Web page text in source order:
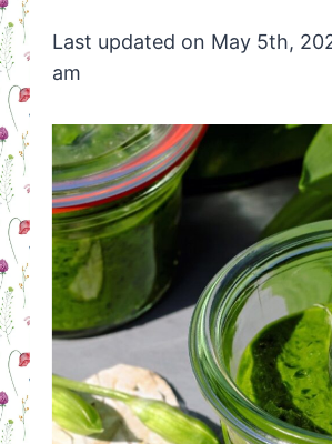
Last updated on May 5th,
am